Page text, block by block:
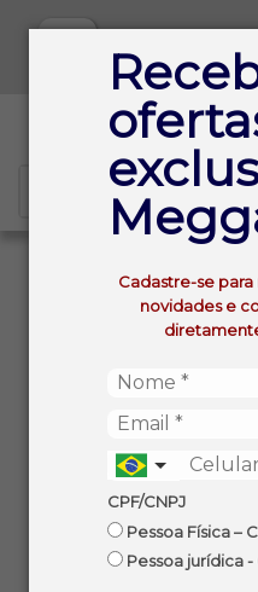
Cadastre-se
novidades e
CPF/CNPJ
Pessoa Física –
Pessoa jurídica -
QUEIJO TIPO BRIE FEDERICCI